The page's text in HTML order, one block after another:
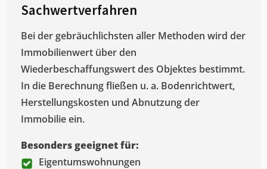
Sachwertverfahren
Bei der gebräuchlichsten aller Methoden wird der
Immobilienwert über den
Wiederbeschaffungswert des Objektes bestimmt.
In die Berechnung fließen u. a. Bodenrichtwert,
Herstellungskosten und Abnutzung der
Immobilie ein.
Besonders geeignet für:
Eigentumswohnungen